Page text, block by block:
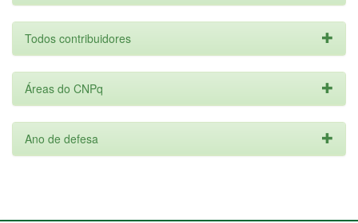
Todos contribuidores
Áreas do CNPq
Ano de defesa